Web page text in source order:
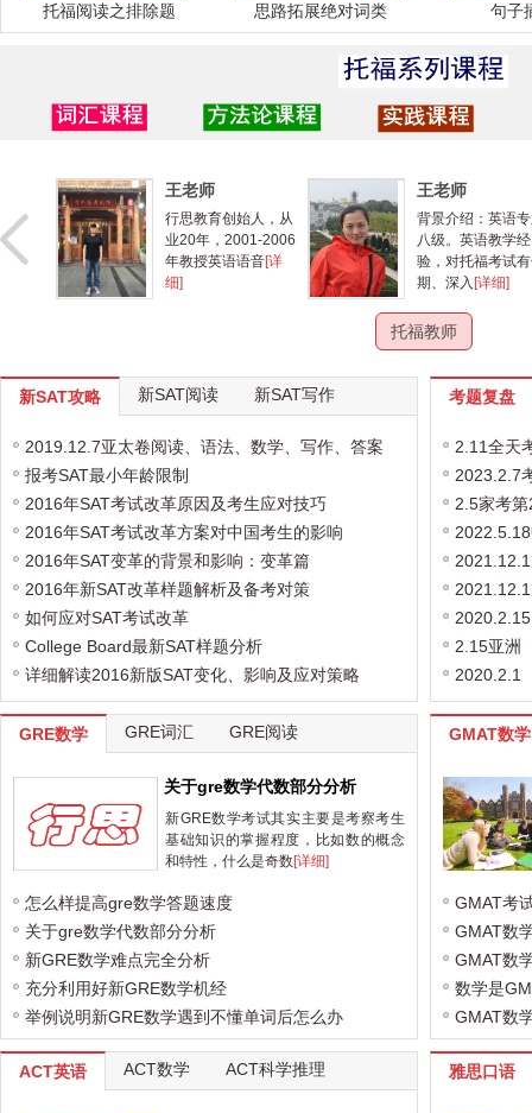
托福阅读之排除题 思路拓展绝对词类 句子
，从
2006
音[详
王老师
背景介绍：英语专业
八级。英语教学经
验，对托福考试有长
期、深入
许老师
英语专业八级。
福听力有深入的
究。有多年英语
经验。曾[详细]
托福教师
新SAT攻略 新SAT阅读 新SAT写作
2019.12.7亚太卷阅读、语法、数学、写作、答案
报考SAT最小年龄限制
2016年SAT考试改革原因及考生应对技巧
2016年SAT考试改革方案对中国考生的影响
2016年SAT变革的背景和影响：变革篇
2016年新SAT改革样题解析及备考对策
如何应对SAT考试改革
College Board最新SAT样题分析
详细解读2016新版SAT变化、影响及应对策略
考题复盘
2.11全天
2023.2.7
2.5家考
2.15亚洲
2020.2.1
GRE数学 GRE词汇 GRE阅读
关于gre数学代数部分分析
新GRE数学考试其实主要是考察考生
基础知识的掌握程度，比如数的概念
和特性，什么是奇数[详细]
怎么样提高gre数学答题速度
关于gre数学代数部分分析
新GRE数学难点完全分析
充分利用好新GRE数学机经
举例说明新GRE数学遇到不懂单词后怎么办
GMAT数学
GMAT考
GMAT数
GMAT数
数学是
GMAT数
ACT英语 ACT数学 ACT科学推理 雅思口语